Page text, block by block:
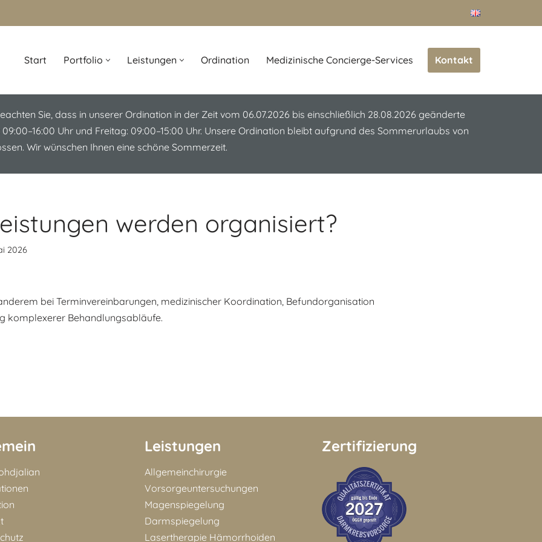
Start Portfolio Leistungen Ordination Medizinische Concierge-Services Kontakt
Sie, dass in unserer Ordination in der Zeit vom 06.07.2026 bis einschließlich 28.08.2026 geänderte
Uhr und Freitag: 09:00–15:00 Uhr. Unsere Ordination bleibt aufgrund des Sommerurlaubs von
Wir wünschen Ihnen eine schöne Sommerzeit.
werden organisiert?
2026
bei Terminvereinbarungen, medizinischer Koordination, Befundorganisation
komplexerer Behandlungsabläufe.
Leistungen
Allgemeinchirurgie
Vorsorgeuntersuchungen
Magenspiegelung
Darmspiegelung
Lasertherapie Hämorrhoiden
Zertifizierung